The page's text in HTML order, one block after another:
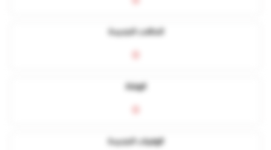
الحالات الجديدة
الوفاة
الوفيات الجديدة